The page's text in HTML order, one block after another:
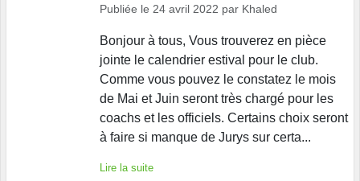
Publiée le 24 avril 2022 par Khaled
Bonjour à tous, Vous trouverez en pièce
jointe le calendrier estival pour le club.
Comme vous pouvez le constatez le mois
de Mai et Juin seront très chargé pour les
coachs et les officiels. Certains choix seront
à faire si manque de Jurys sur certa...
Lire la suite